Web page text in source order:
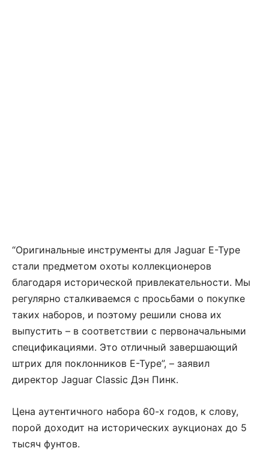
“Оригинальные инструменты для Jaguar E-Type
стали предметом охоты коллекционеров
благодаря исторической привлекательности. Мы
регулярно сталкиваемся с просьбами о покупке
таких наборов, и поэтому решили снова их
выпустить – в соответствии с первоначальными
спецификациями. Это отличный завершающий
штрих для поклонников E-Type”, – заявил
директор Jaguar Classic Дэн Пинк.
Цена аутентичного набора 60-х годов, к слову,
порой доходит на исторических аукционах до 5
тысяч фунтов.